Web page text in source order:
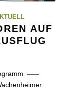
AUF
–––